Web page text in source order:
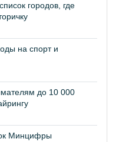
городов, где
на спорт и
до 10 000
Минцифры